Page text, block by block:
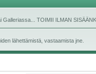
TOIMII ILMAN
lähettämistä, vastaamista jne.